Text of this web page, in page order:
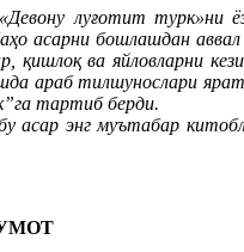
луғотит турк»ни
асарни бошлашдан
қишлоқ ва яйловларни
араб тилшунослари
тартиб берди.
энг муътабар